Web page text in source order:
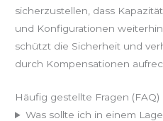
sicherzustellen, dass
und Konfigurationen
schützt die Sicherheit und
durch Kompensationen
Häufig gestellte Fragen (FAQ)
Was sollte ich in einem